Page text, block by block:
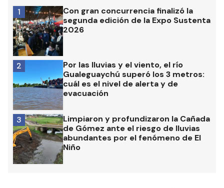
Con gran concurrencia finalizó la
segunda edición de la Expo Sustenta
2026
1
Por las lluvias y el viento, el río
Gualeguaychú superó los 3 metros:
cuál es el nivel de alerta y de
evacuación
2
Limpiaron y profundizaron la Cañada
de Gómez ante el riesgo de lluvias
abundantes por el fenómeno de El
Niño
3